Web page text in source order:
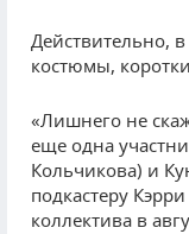
Действительно,
костюмы,
«Лишнего не
еще одна
Кольчикова) и
подкастеру
коллектива в